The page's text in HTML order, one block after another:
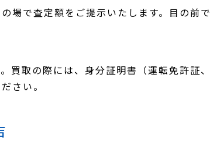
場で査定額をご提示いたします。目の前で
取の際には、身分証明書（運転免許証、
さい。